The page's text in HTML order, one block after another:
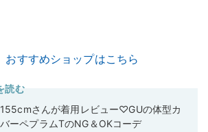
おすすめショップはこちら
読む
155cmさんが着用レビュー♡GUの体型カ
バーペプラムTのNG＆OKコーデ